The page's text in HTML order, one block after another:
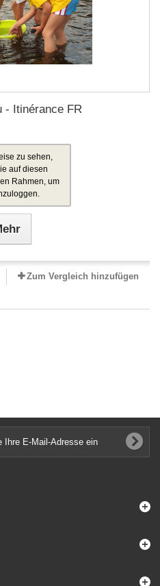
- Itinérance FR
zu sehen,
auf diesen
Rahmen, um
Zum Vergleich hinzufügen